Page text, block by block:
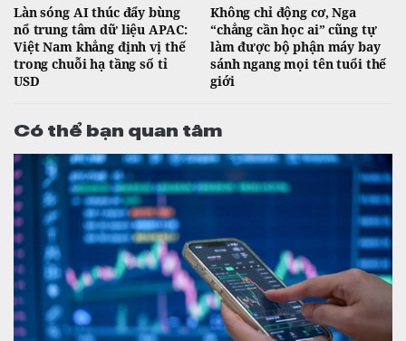
Làn sóng AI thúc đẩy bùng
nổ trung tâm dữ liệu APAC:
Việt Nam khẳng định vị thế
trong chuỗi hạ tầng số tỉ
USD
Không chỉ động cơ, Nga
“chẳng cần học ai” cũng tự
làm được bộ phận máy bay
sánh ngang mọi tên tuổi thế
giới
Có thể bạn quan tâm